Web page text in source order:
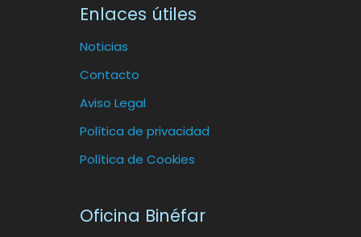
Enlaces útiles
Noticias
Contacto
Aviso Legal
Política de privacidad
Política de Cookies
Oficina Binéfar